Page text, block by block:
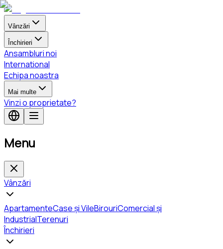
Vânzări
Închirieri
Ansambluri noi
International
Echipa noastra
Mai multe
Vinzi o proprietate?
Menu
Vânzări
ApartamenteCase și VileBirouriComercial și
IndustrialTerenuri
Închirieri